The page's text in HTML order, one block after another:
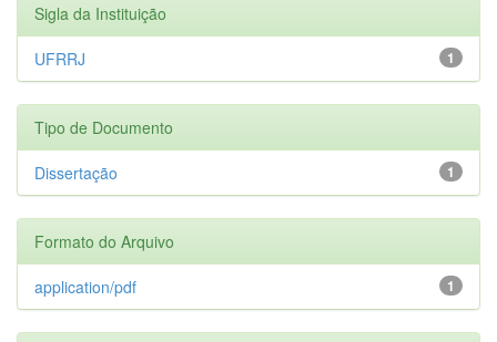
Sigla da Instituição
1
UFRRJ
Tipo de Documento
1
Dissertação
Formato do Arquivo
1
application/pdf